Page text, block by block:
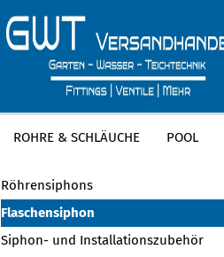
ROHRE & SCHLÄUCHE POOL
Röhrensiphons
Flaschensiphon
Siphon- und Installationszubehör